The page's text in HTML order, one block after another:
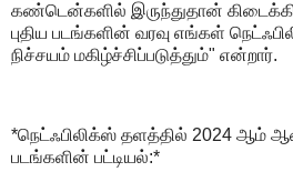
கண்டென்களில் இருந்துதான்
புதிய படங்களின் வரவு எங்கள்
நிச்சயம் மகிழ்ச்சிப்படுத்தும்" என்றார்.
*நெட்ஃபிலிக்ஸ் தளத்தில் 2024 ஆம்
படங்களின் பட்டியல்:*